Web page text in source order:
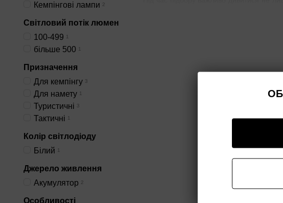
Друга відмінність - спосіб
Третя особливість - режим
стабільна робота без різкого
Кемпінгові лампи 2
Світловий потік люмен
100-499
1
більше 500 1
Призначення
Для кемпінгу 3
Для намету 1
Туристичні 3
Тактичні 1
Колір світлодіоду
Білий
1
Джерело живлення
Акумулятор 2
Особливості